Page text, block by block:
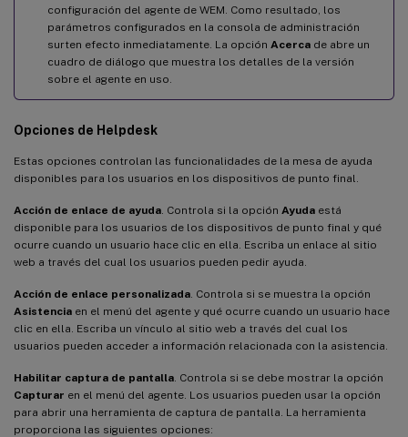
configuración del agente de WEM. Como resultado, los
parámetros configurados en la consola de administración
surten efecto inmediatamente. La opción Acerca de abre un
cuadro de diálogo que muestra los detalles de la versión
sobre el agente en uso.
Opciones de Helpdesk
Estas opciones controlan las funcionalidades de la mesa de ayuda
disponibles para los usuarios en los dispositivos de punto final.
Acción de enlace de ayuda . Controla si la opción Ayuda está
disponible para los usuarios de los dispositivos de punto final y qué
ocurre cuando un usuario hace clic en ella. Escriba un enlace al sitio
web a través del cual los usuarios pueden pedir ayuda.
Acción de enlace personalizada . Controla si se muestra la opción
Asistencia en el menú del agente y qué ocurre cuando un usuario hace
clic en ella. Escriba un vínculo al sitio web a través del cual los
usuarios pueden acceder a información relacionada con la asistencia.
Habilitar captura de pantalla . Controla si se debe mostrar la opción
Capturar en el menú del agente. Los usuarios pueden usar la opción
para abrir una herramienta de captura de pantalla. La herramienta
proporciona las siguientes opciones: